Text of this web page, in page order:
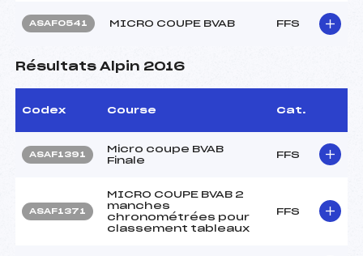
ASAF0541 MICRO COUPE BVAB FFS
Résultats Alpin 2016
Codex Course Cat.
ASAF1391
Micro coupe BVAB
Finale
FFS
ASAF1371
MICRO COUPE BVAB 2
manches
chronométrées pour
classement tableaux
FFS